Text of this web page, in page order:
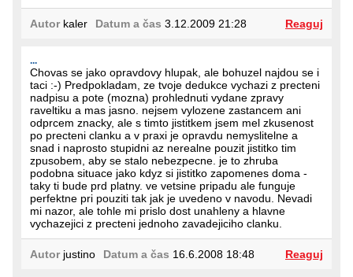
Autorkaler Datum a čas 3.12.2009 21:28 Reaguj
...
Chovas se jako opravdovy hlupak, ale bohuzel najdou se i
taci :-) Predpokladam, ze tvoje dedukce vychazi z precteni
nadpisu a pote (mozna) prohlednuti vydane zpravy
raveltiku a mas jasno. nejsem vylozene zastancem ani
odprcem znacky, ale s timto jistitkem jsem mel zkusenost
po precteni clanku a v praxi je opravdu nemyslitelne a
snad i naprosto stupidni az nerealne pouzit jistitko tim
zpusobem, aby se stalo nebezpecne. je to zhruba
podobna situace jako kdyz si jistitko zapomenes doma -
taky ti bude prd platny. ve vetsine pripadu ale funguje
perfektne pri pouziti tak jak je uvedeno v navodu. Nevadi
mi nazor, ale tohle mi prislo dost unahleny a hlavne
vychazejici z precteni jednoho zavadejiciho clanku.
Autorjustino Datum a čas 16.6.2008 18:48 Reaguj